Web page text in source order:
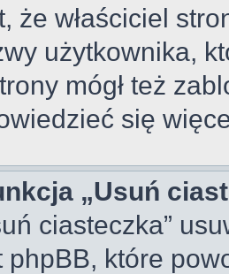
że właściciel
użytkownika,
mógł też
się
„Usuń
ciasteczka”
phpBB, które